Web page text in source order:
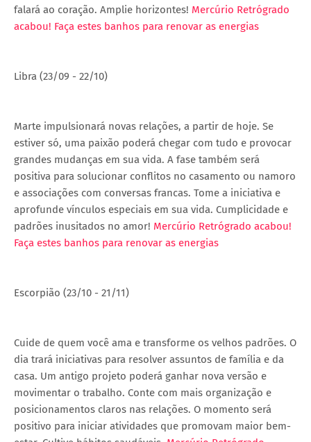
falará ao coração. Amplie horizontes! Mercúrio Retrógrado
acabou! Faça estes banhos para renovar as energias
Libra (23/09 - 22/10)
Marte impulsionará novas relações, a partir de hoje. Se
estiver só, uma paixão poderá chegar com tudo e provocar
grandes mudanças em sua vida. A fase também será
positiva para solucionar conflitos no casamento ou namoro
e associações com conversas francas. Tome a iniciativa e
aprofunde vínculos especiais em sua vida. Cumplicidade e
padrões inusitados no amor! Mercúrio Retrógrado acabou!
Faça estes banhos para renovar as energias
Escorpião (23/10 - 21/11)
Cuide de quem você ama e transforme os velhos padrões. O
dia trará iniciativas para resolver assuntos de família e da
casa. Um antigo projeto poderá ganhar nova versão e
movimentar o trabalho. Conte com mais organização e
posicionamentos claros nas relações. O momento será
positivo para iniciar atividades que promovam maior bem-